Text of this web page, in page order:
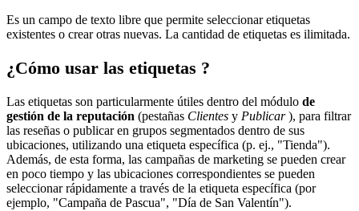
Es un campo de texto libre que permite seleccionar etiquetas
existentes o crear otras nuevas. La cantidad de etiquetas es ilimitada.
¿Cómo usar las etiquetas ?
Las etiquetas son particularmente útiles dentro del módulo de
gestión de la reputación (pestañas Clientes y Publicar), para filtrar
las reseñas o publicar en grupos segmentados dentro de sus
ubicaciones, utilizando una etiqueta específica (p. ej., "Tienda").
Además, de esta forma, las campañas de marketing se pueden crear
en poco tiempo y las ubicaciones correspondientes se pueden
seleccionar rápidamente a través de la etiqueta específica (por
ejemplo, "Campaña de Pascua", "Día de San Valentín").